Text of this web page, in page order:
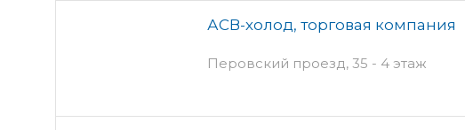
АСВ-холод, торговая компания
Перовский проезд, 35 - 4 этаж